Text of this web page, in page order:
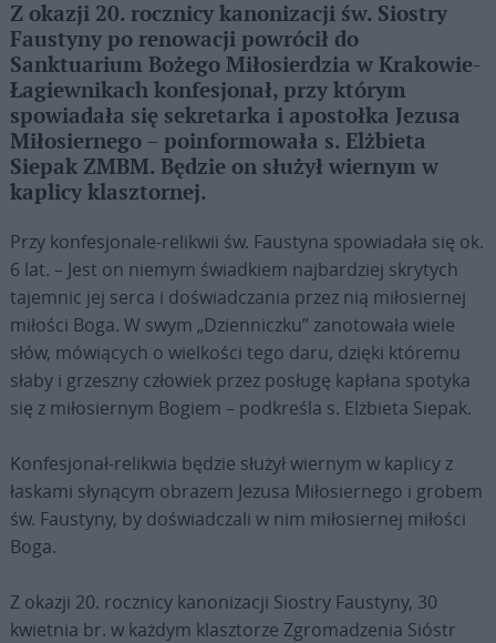
Z okazji 20. rocznicy kanonizacji św. Siostry
Faustyny po renowacji powrócił do
Sanktuarium Bożego Miłosierdzia w Krakowie-
Łagiewnikach konfesjonał, przy którym
spowiadała się sekretarka i apostołka Jezusa
Miłosiernego – poinformowała s. Elżbieta
Siepak ZMBM. Będzie on służył wiernym w
kaplicy klasztornej.
Przy konfesjonale-relikwii św. Faustyna spowiadała się ok.
6 lat. – Jest on niemym świadkiem najbardziej skrytych
tajemnic jej serca i doświadczania przez nią miłosiernej
miłości Boga. W swym „Dzienniczku” zanotowała wiele
słów, mówiących o wielkości tego daru, dzięki któremu
słaby i grzeszny człowiek przez posługę kapłana spotyka
się z miłosiernym Bogiem – podkreśla s. Elżbieta Siepak.
Konfesjonał-relikwia będzie służył wiernym w kaplicy z
łaskami słynącym obrazem Jezusa Miłosiernego i grobem
św. Faustyny, by doświadczali w nim miłosiernej miłości
Boga.
Z okazji 20. rocznicy kanonizacji Siostry Faustyny, 30
kwietnia br. w każdym klasztorze Zgromadzenia Sióstr